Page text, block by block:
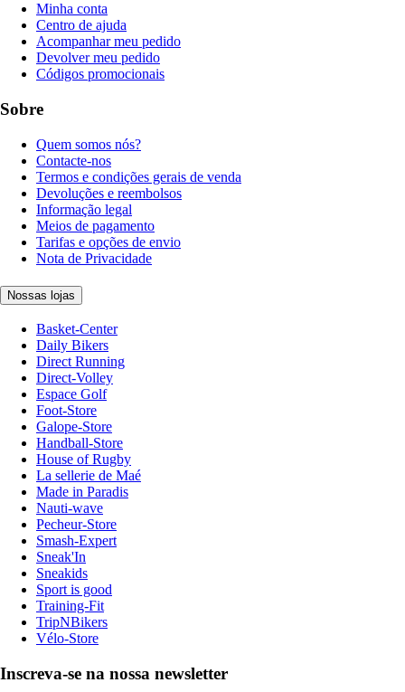
Minha conta
Centro de ajuda
Acompanhar meu pedido
Devolver meu pedido
Códigos promocionais
Sobre
Quem somos nós?
Contacte-nos
Termos e condições gerais de venda
Devoluções e reembolsos
Informação legal
Meios de pagamento
Tarifas e opções de envio
Nota de Privacidade
Nossas lojas
Basket-Center
Daily Bikers
Direct Running
Direct-Volley
Espace Golf
Foot-Store
Galope-Store
Handball-Store
House of Rugby
La sellerie de Maé
Made in Paradis
Nauti-wave
Pecheur-Store
Smash-Expert
Sneak'In
Sneakids
Sport is good
Training-Fit
TripNBikers
Vélo-Store
Inscreva-se na nossa newsletter